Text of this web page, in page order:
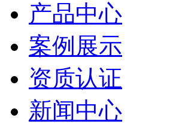
产品中心
案例展示
资质认证
新闻中心